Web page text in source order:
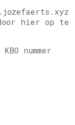
hier op te
nummer